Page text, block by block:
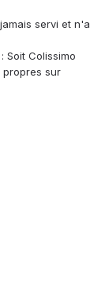
servi et n'a
Soit Colissimo
propres sur